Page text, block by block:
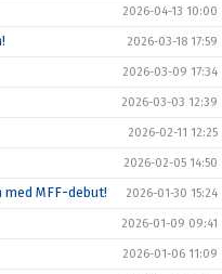
2026-04-13 10:00
2026-03-18 17:59
2026-03-09 17:34
2026-03-03 12:39
2026-02-11 12:25
2026-02-05 14:50
MFF-debut! 2026-01-30 15:24
2026-01-09 09:41
2026-01-06 11:09